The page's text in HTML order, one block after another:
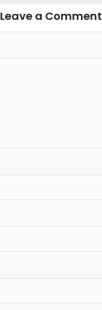
Leave a Comment